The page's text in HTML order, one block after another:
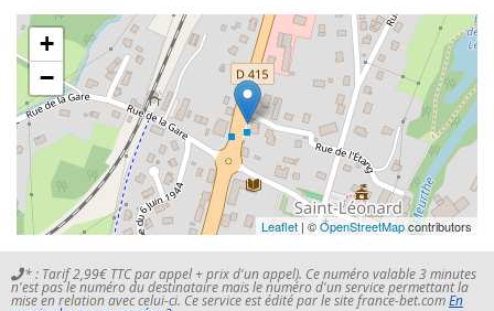
+
−
Leaflet | ©OpenStreetMapcontributors
* : Tarif 2,99€ TTC par appel + prix d'un appel). Ce numéro valable 3 minutes
n'est pas le numéro du destinataire mais le numéro d'un service permettant la
mise en relation avec celui-ci. Ce service est édité par le site france-bet.comEn